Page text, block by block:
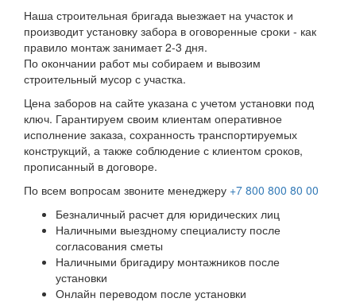
Наша строительная бригада выезжает на участок и
производит установку забора в оговоренные сроки - как
правило монтаж занимает 2-3 дня.
По окончании работ мы собираем и вывозим
строительный мусор с участка.
Цена заборов на сайте указана с учетом установки под
ключ. Гарантируем своим клиентам оперативное
исполнение заказа, сохранность транспортируемых
конструкций, а также соблюдение с клиентом сроков,
прописанный в договоре.
По всем вопросам звоните менеджеру +7 800 800 80 00
Безналичный расчет для юридических лиц
Наличными выездному специалисту после
согласования сметы
Наличными бригадиру монтажников после
установки
Онлайн переводом после установки